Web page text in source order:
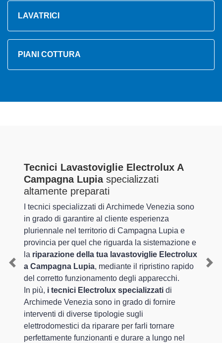
LAVATRICI
PIANI COTTURA
Tecnici Lavastoviglie Electrolux A
Campagna Lupiaspecializzati
altamente preparati
I tecnici specializzati di Archimede Venezia sono
in grado di garantire al cliente esperienza
pluriennale nel territorio di Campagna Lupia e
provincia per quel che riguarda la sistemazione e
la riparazione della tua lavastoviglie Electrolux
a Campagna Lupia, mediante il ripristino rapido
del corretto funzionamento degli apparecchi.
In più, i tecnici Electrolux specializzati di
Archimede Venezia sono in grado di fornire
interventi di diverse tipologie sugli
elettrodomestici da riparare per farli tornare
perfettamente funzionanti e durare a lungo nel
Previous